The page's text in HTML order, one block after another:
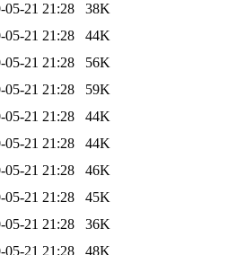
05-21 21:28
38K
05-21 21:28
44K
05-21 21:28
56K
05-21 21:28
59K
05-21 21:28
44K
05-21 21:28
44K
05-21 21:28
46K
05-21 21:28
45K
05-21 21:28
36K
05-21 21:28
48K